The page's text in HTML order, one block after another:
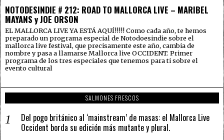
NOTODESINDIE # 212: ROAD TO MALLORCA LIVE – MARIBEL
MAYANS y JOE ORSON
EL MALLORCA LIVE YA ESTÁ AQUÍ!!!!! Como cada año, te hemos
preparado un programa especial de Notodoesindie sobre el
mallorca live festival, que precisamente este año, cambia de
nombre y pasa a llamarse Mallorca live OCCIDENT. Primer
programa de los tres especiales que tenemos para ti sobre el
evento cultural
SALMONES FRESCOS
Del pogo británico al ‘mainstream’ de masas: el Mallorca Live
Occident borda su edición más mutante y plural.